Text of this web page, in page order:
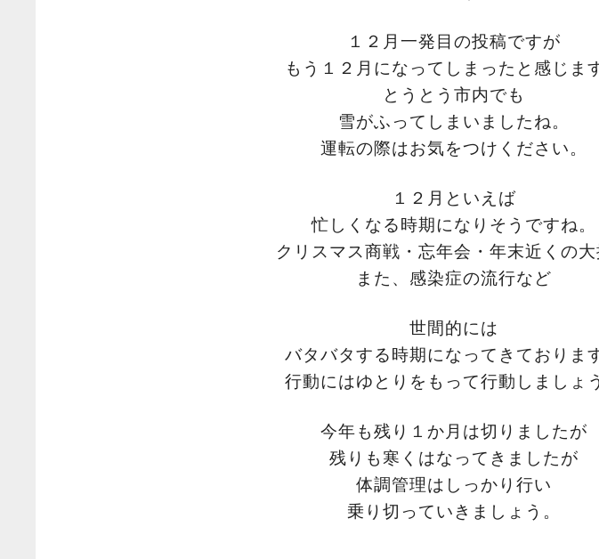
１２月一発目の投稿ですが
もう１２月になってしまったと感じま
とうとう市内でも
雪がふってしまいましたね。
運転の際はお気をつけください。
１２月といえば
忙しくなる時期になりそうですね。
クリスマス商戦・忘年会・年末近くの大
また、感染症の流行など
世間的には
バタバタする時期になってきておりま
行動にはゆとりをもって行動しましょ
今年も残り１か月は切りましたが
残りも寒くはなってきましたが
体調管理はしっかり行い
乗り切っていきましょう。